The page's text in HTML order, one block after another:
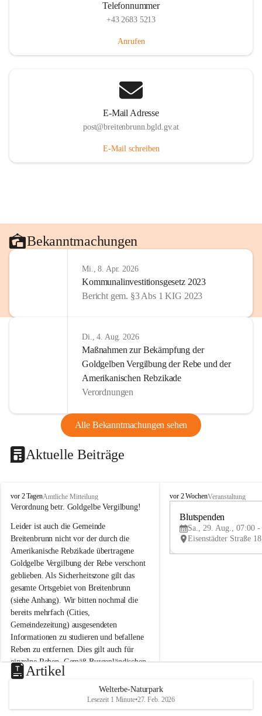
Telefonnummer
+43 2683 5213
Anrufen
E-Mail Adresse
post@breitenbrunn.bgld.gv.at
E-Mail schreiben
Bekanntmachungen
Mi., 8. Apr. 2026
Kommunalinvestitionsgesetz 2023
Bericht gem. §3 Abs 1 KIG 2023
Di., 4. Aug. 2026
Maßnahmen zur Bekämpfung der
Goldgelben Vergilbung der Rebe und der
Amerikanischen Rebzikade
Verordnungen
Alle Bekanntmachungen sehen
Aktuelle Beiträge
B
r
i
t
e
n
b
r
u
n
n
a
m
N
e
u
s
d
vor 2 TagenAmtliche Mitteilung
Verordnung betr. Goldgelbe Vergilbung!
Leider ist auch die Gemeinde
Breitenbrunn nicht vor der durch die
Amerikanische Rebzikade übertragene
Goldgelbe Vergilbung der Rebe verschont
geblieben. Als Sicherheitszone gilt das
gesamte Ortsgebiet von Breitenbrunn
(siehe Anhang). Wir bitten nochmal die
bereits mehrfach (Cities,
Gemeindezeitung) ausgesendeten
Informationen zu studieren und befallene
Reben zu entfernen. Dies gilt auch für
einzelne Reben. Gemäß Burgenländischen
Weinbaugesetz sind nicht gepflegte oder
unzulässige Weingärten zu roden! Bitte
helfen wir zusammen um unsere Winzer
vor den prognostizierten Ernteausfällen
B
e
u
e
d
vor 2 WochenVeranstaltung
Blutspenden
Sa., 29. Aug., 07:00 -
Artikel
Welterbe-Naturpark
Lesezeit 1 Minute•27. Feb. 2026